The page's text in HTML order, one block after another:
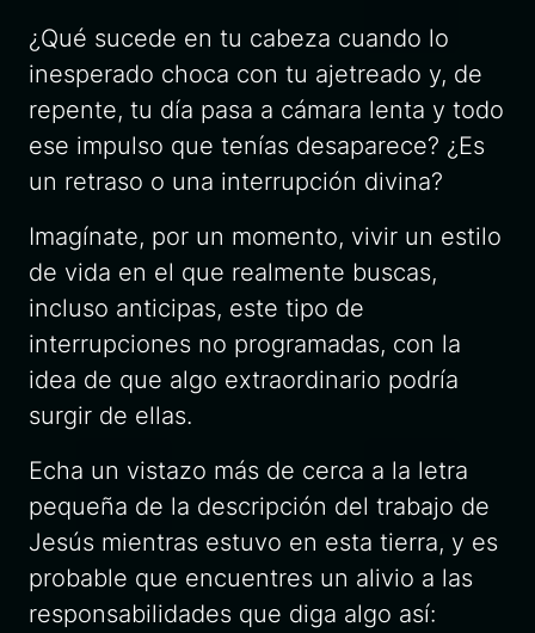
¿Qué sucede en tu cabeza cuando lo
inesperado choca con tu ajetreado y, de
repente, tu día pasa a cámara lenta y todo
ese impulso que tenías desaparece? ¿Es
un retraso o una interrupción divina?
Imagínate, por un momento, vivir un estilo
de vida en el que realmente buscas,
incluso anticipas, este tipo de
interrupciones no programadas, con la
idea de que algo extraordinario podría
surgir de ellas.
Echa un vistazo más de cerca a la letra
pequeña de la descripción del trabajo de
Jesús mientras estuvo en esta tierra, y es
probable que encuentres un alivio a las
responsabilidades que diga algo así: